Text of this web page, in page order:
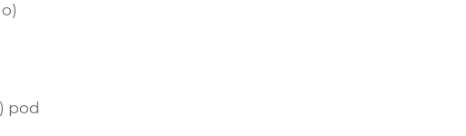
pod